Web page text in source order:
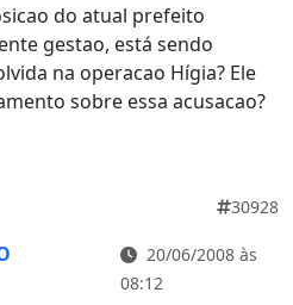
do atual prefeito
gestao, está sendo
na operacao Hígia? Ele
sobre essa acusacao?
30928
20/06/2008 às
08:12